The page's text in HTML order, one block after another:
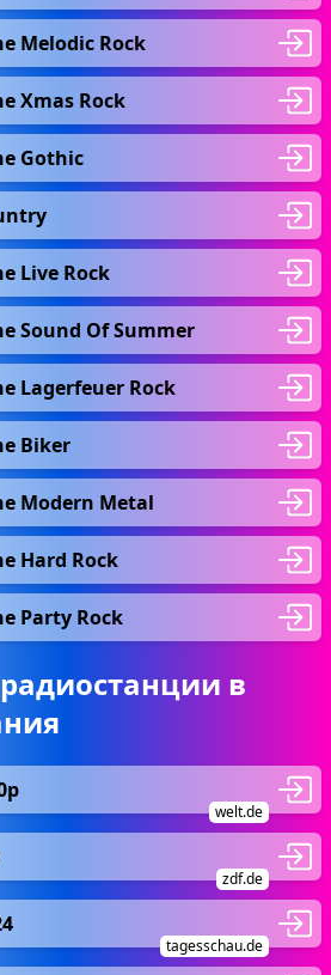
Melodic Rock
Xmas Rock
Gothic
Live Rock
Sound Of Summer
Lagerfeuer Rock
Biker
Modern Metal
Hard Rock
Party Rock
в
welt.de
zdf.de
tagesschau.de